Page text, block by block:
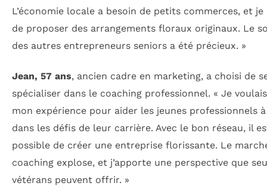
L’économie locale a besoin de petits commerces, et je
de proposer des arrangements floraux originaux. Le
des autres entrepreneurs seniors a été précieux. »
Jean, 57 ans, ancien cadre en marketing, a choisi de
spécialiser dans le coaching professionnel. « Je
mon expérience pour aider les jeunes professionnels
dans les défis de leur carrière. Avec le bon réseau, il
possible de créer une entreprise florissante. Le
coaching explose, et j’apporte une perspective que
vétérans peuvent offrir. »